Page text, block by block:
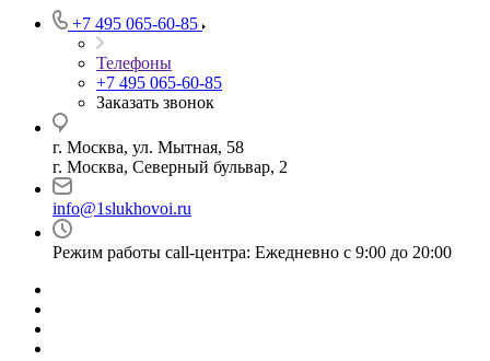
+7 495 065-60-85
Телефоны
+7 495 065-60-85
Заказать звонок
г. Москва, ул. Мытная, 58
г. Москва, Северный бульвар, 2
info@1slukhovoi.ru
Режим работы call-центра: Ежедневно с 9:00 до 20:00